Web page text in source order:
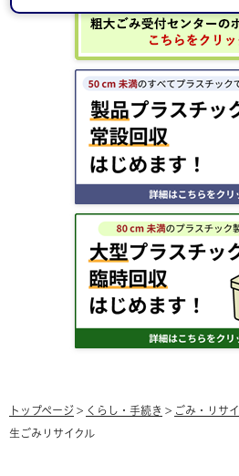
トップページ > くらし・手続き > ごみ・リサ
生ごみリサイクル